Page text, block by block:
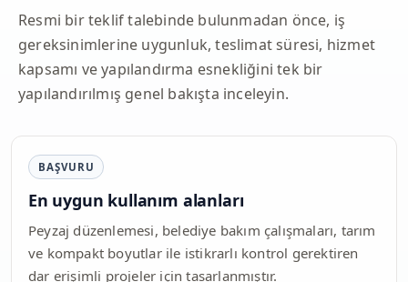
Resmi bir teklif talebinde bulunmadan önce, iş
gereksinimlerine uygunluk, teslimat süresi, hizmet
kapsamı ve yapılandırma esnekliğini tek bir
yapılandırılmış genel bakışta inceleyin.
BAŞVURU
En uygun kullanım alanları
Peyzaj düzenlemesi, belediye bakım çalışmaları, tarım
ve kompakt boyutlar ile istikrarlı kontrol gerektiren
dar erişimli projeler için tasarlanmıştır.